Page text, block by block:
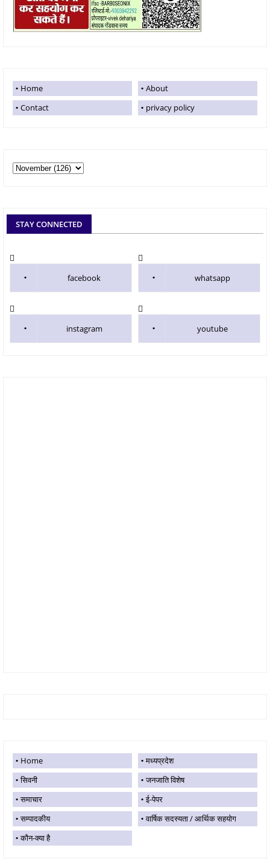
Home
About
Contact
privacy policy
STAY CONNECTED
facebook whatsapp
instagram youtube
Home
मध्यप्रदेश
सिवनी
जनजाति विशेष
समाचार
ई-पेपर
सम्पादकीय
वार्षिक सदस्यता / आर्थिक सहयोग
कौन-क्या है